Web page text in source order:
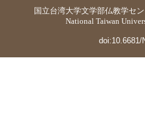
国立台湾大学文学部仏教学セ
National Taiwan
doi:10.6681/